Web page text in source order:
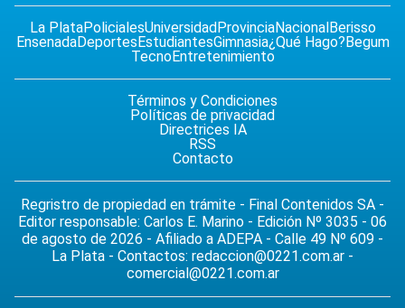
La PlataPolicialesUniversidadProvinciaNacionalBerisso
EnsenadaDeportesEstudiantesGimnasia¿Qué Hago?Begum
TecnoEntretenimiento
Términos y Condiciones
Políticas de privacidad
Directrices IA
RSS
Contacto
Regristro de propiedad en trámite - Final Contenidos SA -
Editor responsable: Carlos E. Marino - Edición Nº 3035 - 06
de agosto de 2026 - Afiliado a ADEPA - Calle 49 Nº 609 -
La Plata - Contactos: redaccion@0221.com.ar -
comercial@0221.com.ar